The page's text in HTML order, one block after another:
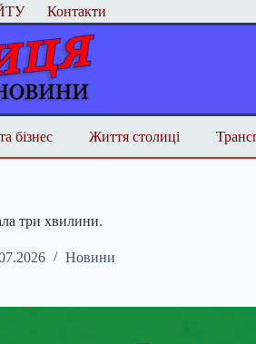
Контакти
бізнес Життя столиці
три хвилини.
Новини